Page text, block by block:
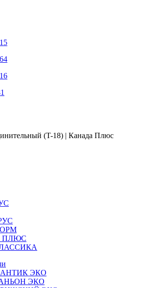
(T-18) | Канада Плюс
ПЛЮС
ЭКО
ЭКО